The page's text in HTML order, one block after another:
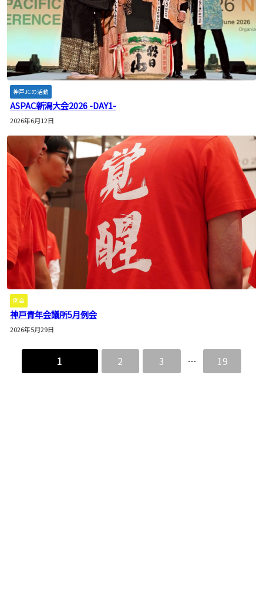
神戸JCの活動
ASPAC新潟大会2026 -DAY1-
2026年6月12日
例会
神戸青年会議所5月例会
2026年5月29日
1 2 3 … 19